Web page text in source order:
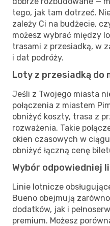
tego, jak tam dotrzeć.
zależy Ci na budżecie,
możesz wybrać między
trasami z przesiadką, w
i dat podróży.
Loty z przesiadką do
Jeśli z Twojego miasta
połączenia z miastem
obniżyć koszty, trasa z
rozważenia. Takie
okien czasowych w
obniżyć łączną cenę
Wybór odpowiedniej
Linie lotnicze
Bueno obejmują
dodatków, jak i
premium. Możesz